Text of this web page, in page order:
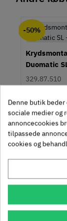
Zinklegering
Farve
Stålfarvet
Montering
M4 bolt
Type
Stil
Klassisk
Tilstand Ny
-50%
Duomatic
Euroskruer
329.87.510
-50%
4 ,63 Inkl. moms
312 stk på
Denne butik
sociale medier og
annoncecookies
tilpassede
cookies og